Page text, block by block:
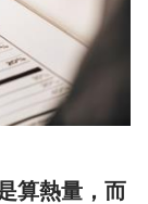
算熱量，而